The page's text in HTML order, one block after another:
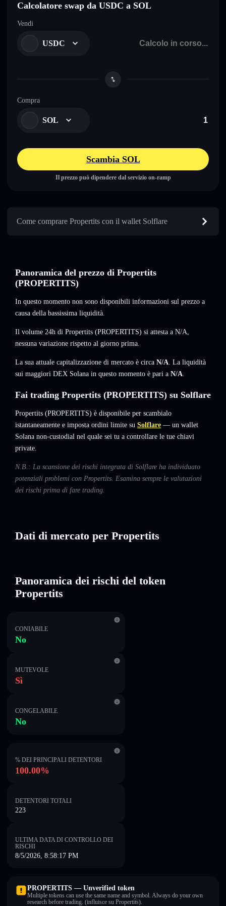
Calcolatore swap da USDC a SOL
Vendi
USDC
Compra
SOL
Scambia SOL
Il prezzo può dipendere dal servizio on-ramp
Come comprare Propertits con il wallet Solflare
Panoramica del prezzo di Propertits
(PROPERTITS)
In questo momento non sono disponibili informazioni sul prezzo a
causa della bassissima liquidità.
Il volume 24h di Propertits (PROPERTITS) si attesta a N/A,
nessuna variazione rispetto al giorno prima.
La sua attuale capitalizzazione di mercato è circa N/A. La liquidità
sui maggiori DEX Solana in questo momento è pari a N/A.
Fai trading Propertits (PROPERTITS) su Solflare
Propertits (PROPERTITS) è disponibile per scambialo
istantaneamente e imposta ordini limite su Solflare — un wallet
Solana non-custodial nel quale sei tu a controllare le tue chiavi
private.
N.B.: La scansione dei rischi integrata di Solflare ha individuato
potenziali problemi con Propertits. Esamina sempre le valutazioni
dei rischi prima di fare trading.
Dati di mercato per Propertits
Panoramica dei rischi del token
Propertits
CONIABILE
No
MUTEVOLE
Sì
CONGELABILE
No
% DEI PRINCIPALI DETENTORI
100.00%
DETENTORI TOTALI
223
ULTIMA DATA DI CONTROLLO DEI
RISCHI
8/5/2026, 8:58:17 PM
PROPERTITS — Unverified token
Multiple tokens can use the same name and symbol. Always do your own
research before trading. (influisce su Propertits).